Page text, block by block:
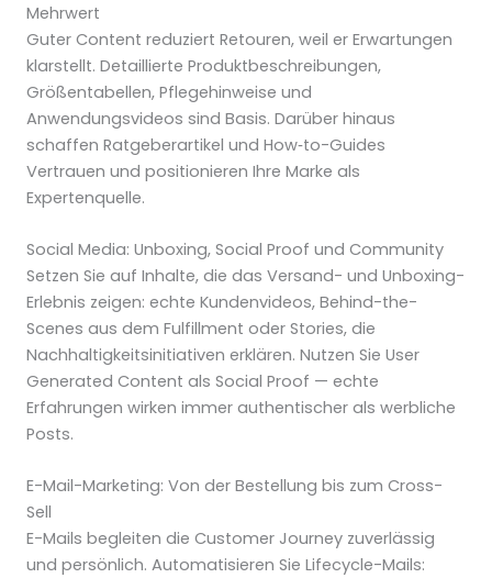
Mehrwert
Guter Content reduziert Retouren, weil er Erwartungen
klarstellt. Detaillierte Produktbeschreibungen,
Größentabellen, Pflegehinweise und
Anwendungsvideos sind Basis. Darüber hinaus
schaffen Ratgeberartikel und How‑to-Guides
Vertrauen und positionieren Ihre Marke als
Expertenquelle.
Social Media: Unboxing, Social Proof und Community
Setzen Sie auf Inhalte, die das Versand- und Unboxing-
Erlebnis zeigen: echte Kundenvideos, Behind-the-
Scenes aus dem Fulfillment oder Stories, die
Nachhaltigkeitsinitiativen erklären. Nutzen Sie User
Generated Content als Social Proof — echte
Erfahrungen wirken immer authentischer als werbliche
Posts.
E-Mail-Marketing: Von der Bestellung bis zum Cross-
Sell
E-Mails begleiten die Customer Journey zuverlässig
und persönlich. Automatisieren Sie Lifecycle-Mails: